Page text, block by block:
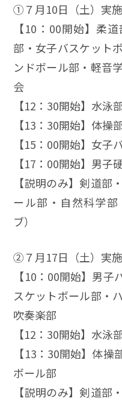
➀７月10日（土）実
【10：00開始】柔
部・女子バスケット
ンドボール部・軽音
会
【12：30開始】水泳
【13：30開始】体操
【15：00開始】女子
【17：00開始】男子
【説明のみ】剣道部
ール部・自然科学部
ブ）
➁７月17日（土）実
【10：00開始】男
スケットボール部・
吹奏楽部
【12：30開始】水泳
【13：30開始】体
ボール部
【説明のみ】剣道部